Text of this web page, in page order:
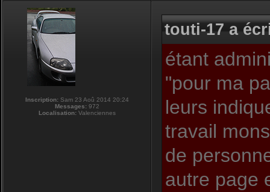
Inscription: Sam 23 Aoû 2014 20:24
Messages: 972
Localisation: Valenciennes
touti-17 a
étant
"pour ma
leurs
travail
de
autre page